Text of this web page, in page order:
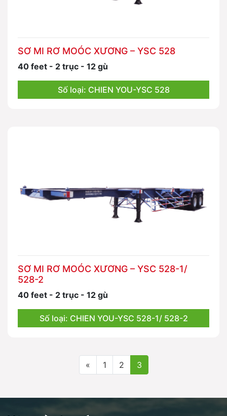
SƠ MI RƠ MOÓC XƯƠNG – YSC 528
40 feet - 2 trục - 12 gù
Số loại: CHIEN YOU-YSC 528
SƠ MI RƠ MOÓC XƯƠNG – YSC 528-1/
528-2
40 feet - 2 trục - 12 gù
Số loại: CHIEN YOU-YSC 528-1/ 528-2
« 1 2 3